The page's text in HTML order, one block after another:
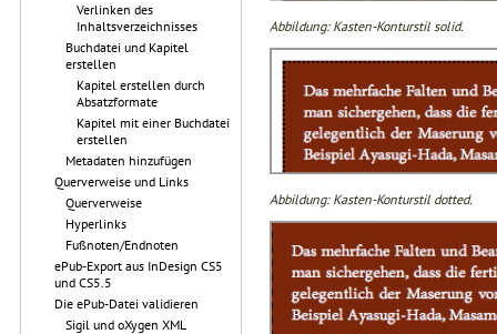
Verlinken des
Inhaltsverzeichnisses
Buchdatei und Kapitel
erstellen
Kapitel erstellen durch
Absatzformate
Kapitel mit einer Buchdatei
erstellen
Metadaten hinzufügen
Querverweise und Links
Querverweise
Hyperlinks
Fußnoten/Endnoten
ePub-Export aus InDesign CS5
und CS5.5
Die ePub-Datei validieren
Sigil und oXygen XML
Abbildung: Kasten-Konturstil solid.
Abbildung: Kasten-Konturstil dotted.